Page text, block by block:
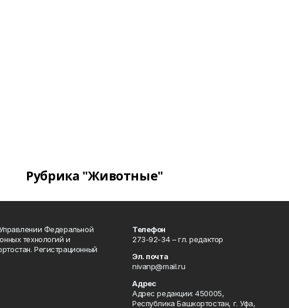
Рубрика "Животные"
Федеральной
технологий и
Регистрационный
Телефон
273-92-34 – гл. редактор
Эл. почта
nivanp@mail.ru
Адрес
Адрес редакции: 450005,
Республика Башкортостан, г. Уфа,